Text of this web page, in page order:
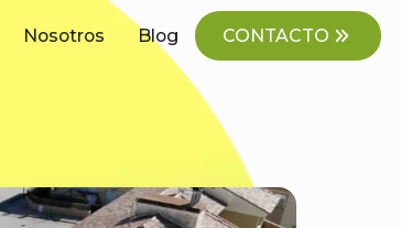
Nosotros Blog CONTACTO